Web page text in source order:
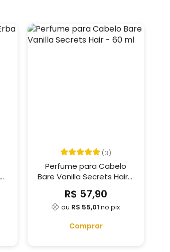
(3)
Perfume para Cabelo
Bare Vanilla Secrets Hair -
R$ 57,90
ou R$ 55,01 no pix
Comprar